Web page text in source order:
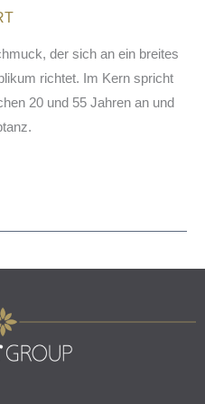
der sich an ein breites
richtet. Im Kern spricht
20 und 55 Jahren an und